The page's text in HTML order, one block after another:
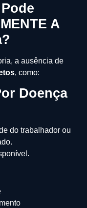
A
a ausência de
, como:
Doença
do trabalhador ou